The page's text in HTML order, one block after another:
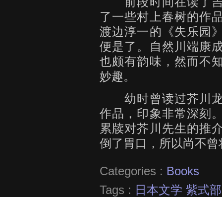
了一些村上春树的作
渡边淳一的《失乐园
便是了。自然川端康
也颇有韵味，然而不
妙趣。
幼时曾读过芥川龙
作品，印象非常深刻
累牍对芥川先生的推
倒了胃口，所以尚不
Categories : Books
Tags : 日本文学 紫式